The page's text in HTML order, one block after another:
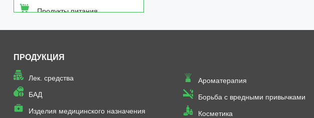
Продукты питания
Товары неаптечного
гигиены
ПРОДУКЦИЯ
Лек. средства
БАД
Изделия медицинского назначения
Ароматерапия
Борьба с вредными привычками
Косметика